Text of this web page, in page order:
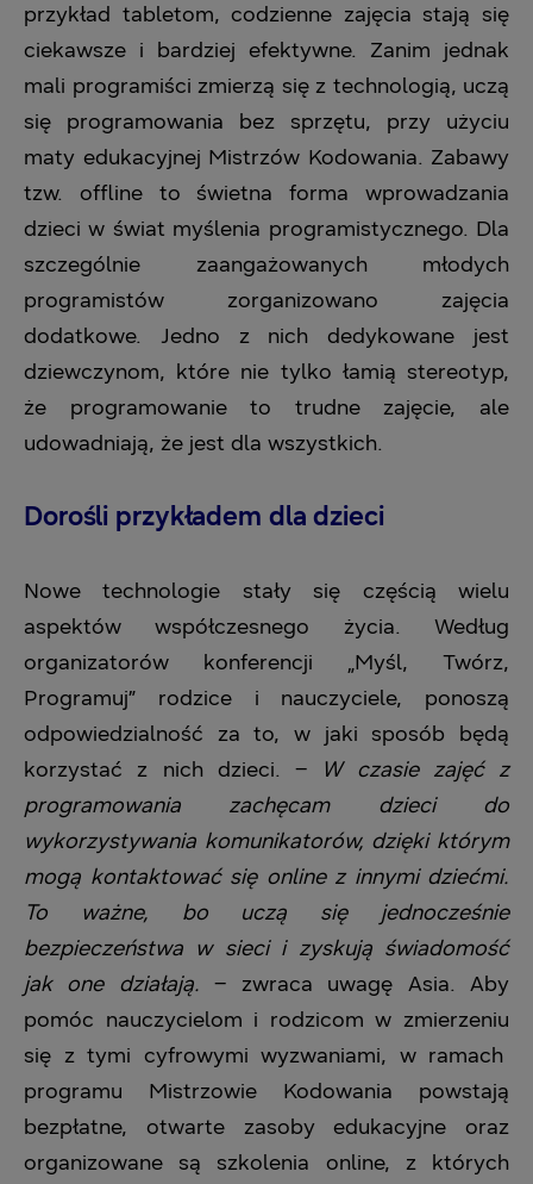
przykład tabletom, codzienne zajęcia stają się
ciekawsze i bardziej efektywne. Zanim jednak
mali programiści zmierzą się z technologią, uczą
się programowania bez sprzętu, przy użyciu
maty edukacyjnej Mistrzów Kodowania. Zabawy
tzw. offline to świetna forma wprowadzania
dzieci w świat myślenia programistycznego. Dla
szczególnie zaangażowanych młodych
programistów zorganizowano zajęcia
dodatkowe. Jedno z nich dedykowane jest
dziewczynom, które nie tylko łamią stereotyp,
że programowanie to trudne zajęcie, ale
udowadniają, że jest dla wszystkich.
Dorośli przykładem dla dzieci
Nowe technologie stały się częścią wielu
aspektów współczesnego życia. Według
organizatorów konferencji „Myśl, Twórz,
Programuj” rodzice i nauczyciele, ponoszą
odpowiedzialność za to, w jaki sposób będą
korzystać z nich dzieci. –
W czasie zajęć z
programowania zachęcam dzieci do
wykorzystywania komunikatorów, dzięki którym
mogą kontaktować się online z innymi dziećmi.
To ważne, bo uczą się jednocześnie
bezpieczeństwa w sieci i zyskują świadomość
jak one działają. – zwraca uwagę Asia. Aby
pomóc nauczycielom i rodzicom w zmierzeniu
się z tymi cyfrowymi wyzwaniami, w ramach
programu Mistrzowie Kodowania powstają
bezpłatne, otwarte zasoby edukacyjne oraz
organizowane są szkolenia online, z których